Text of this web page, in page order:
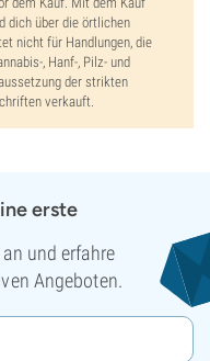
dich über die örtlichen
nicht für Handlungen, die
, Hanf-, Pilz- und
der strikten
verkauft.
erste
und erfahre
Angeboten.